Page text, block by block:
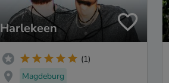
Harlekeen
(1)
Magdeburg